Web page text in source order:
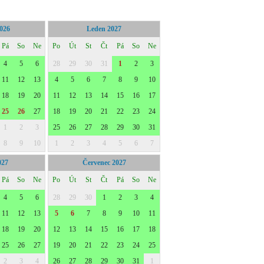
Pá So Ne
4 5
6
11 12
13
18 19
20
25 26
27
1 2
3
8 9 10
Leden 2027
Po Út St Čt Pá So Ne
28 29 30 31 1 2
3
4
5 6 7 8 9
10
11
12 13 14 15 16
17
18
19 20 21 22 23
24
25
26 27 28 29 30
31
1
2 3 4 5 6 7
Pá So Ne
4 5
6
11 12
13
18 19
20
25 26
27
2 3
4
Červenec 2027
Po Út St Čt Pá So Ne
28 29 30 1 2 3
4
5
6 7 8 9 10
11
12
13 14 15 16 17
18
19
20 21 22 23 24
25
26
27 28 29 30 31
1